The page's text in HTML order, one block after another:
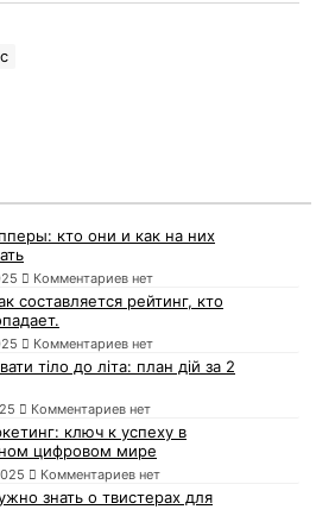
кто они и как на них
Комментариев нет
составляется рейтинг, кто
Комментариев нет
тіло до літа: план дій за 2
Комментариев нет
ключ к успеху в
цифровом мире
Комментариев нет
знать о твистерах для